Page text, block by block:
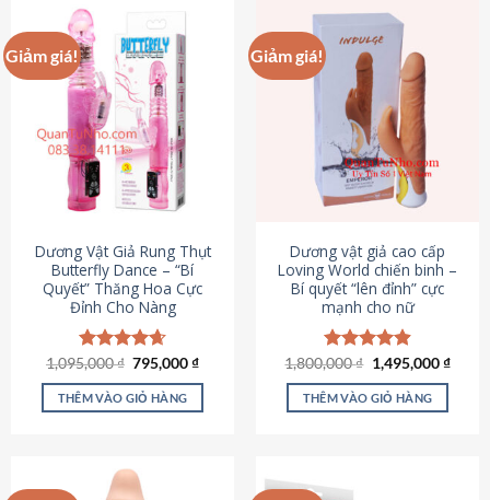
Giảm giá!
Dương Vật Giả Rung Thụt
Butterfly Dance – “Bí
Quyết” Thăng Hoa Cực
Đỉnh Cho Nàng
Được xếp
hạng4.65
5 sao
1,095,000₫ Giá
là:
1,095,000 ₫.
795,000₫Giá
tại
THÊM VÀO GIỎ HÀNG
Giảm giá!
Dương vật giả cao cấp
Loving World chiến binh –
Bí quyết “lên đỉnh” cực
mạnh cho nữ
Được xếp
hạng4.89
5 sao
1,800,000₫ Giá
gốc
là:
1,800,000 ₫.
1,495,000₫Giá
THÊM VÀO GIỎ HÀNG